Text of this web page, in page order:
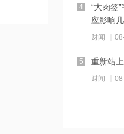
17:10
Apple智
17:03
“大肉签
应影响
与？
财闻
4
重新站
财闻
5
四成？